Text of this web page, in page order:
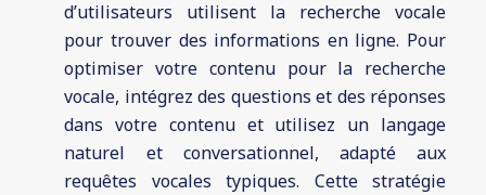
d’utilisateurs utilisent la recherche vocale
pour trouver des informations en ligne. Pour
optimiser votre contenu pour la recherche
vocale, intégrez des questions et des réponses
dans votre contenu et utilisez un langage
naturel et conversationnel, adapté aux
requêtes vocales typiques. Cette stratégie